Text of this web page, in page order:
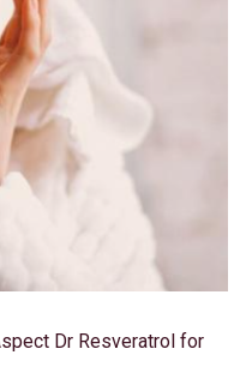
Dr Resveratrol for